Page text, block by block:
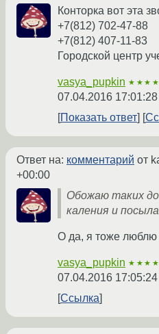
Конторка вот эта
+7(812) 702-47-88
+7(812) 407-11-83
Городской центр
vasya_pupkin
07.04.2016
Показать ответ
Ответ на: комментарий от
+00:00
Обожаю таких
каления и
О да, я тоже люблю
vasya_pupkin
07.04.2016
Ссылка